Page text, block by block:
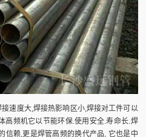
度大,焊接热影响区小,焊接对工件可以
高频机它以节能环保.使用安全.寿命长.焊
信赖,更是焊管高频的换代产品, 它也是中